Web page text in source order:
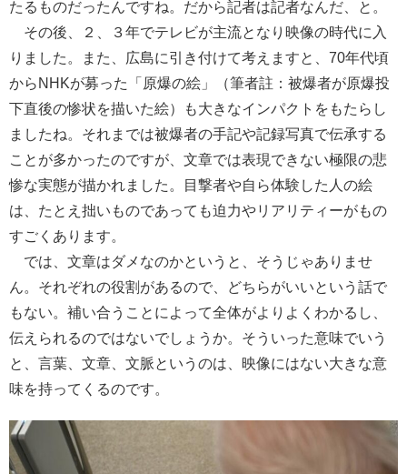
たるものだったんですね。だから記者は記者なんだ、と。
その後、２、３年でテレビが主流となり映像の時代に入
りました。また、広島に引き付けて考えますと、70年代頃
からNHKが募った「原爆の絵」（筆者註：被爆者が原爆投
下直後の惨状を描いた絵）も大きなインパクトをもたらし
ましたね。それまでは被爆者の手記や記録写真で伝承する
ことが多かったのですが、文章では表現できない極限の悲
惨な実態が描かれました。目撃者や自ら体験した人の絵
は、たとえ拙いものであっても迫力やリアリティーがもの
すごくあります。
では、文章はダメなのかというと、そうじゃありませ
ん。それぞれの役割があるので、どちらがいいという話で
もない。補い合うことによって全体がよりよくわかるし、
伝えられるのではないでしょうか。そういった意味でいう
と、言葉、文章、文脈というのは、映像にはない大きな意
味を持ってくるのです。